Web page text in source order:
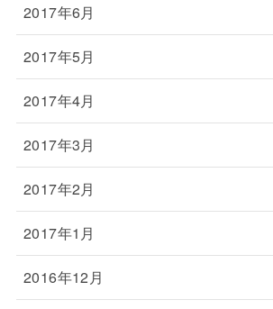
2017年6月
2017年5月
2017年4月
2017年3月
2017年2月
2017年1月
2016年12月